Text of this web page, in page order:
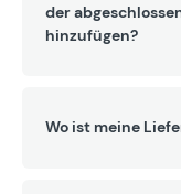
der
hinzufügen?
Wo ist meine